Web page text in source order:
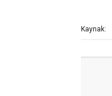
Kaynak: